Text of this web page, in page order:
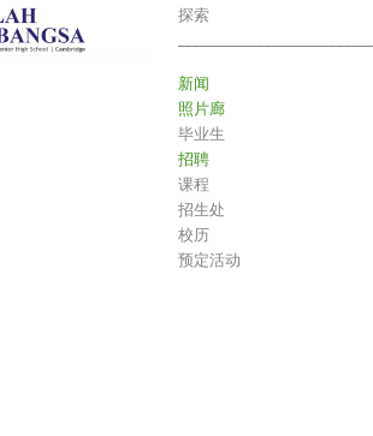
探索
新闻
照片廊
毕业生
招聘
课程
招生处
校历
预定活动